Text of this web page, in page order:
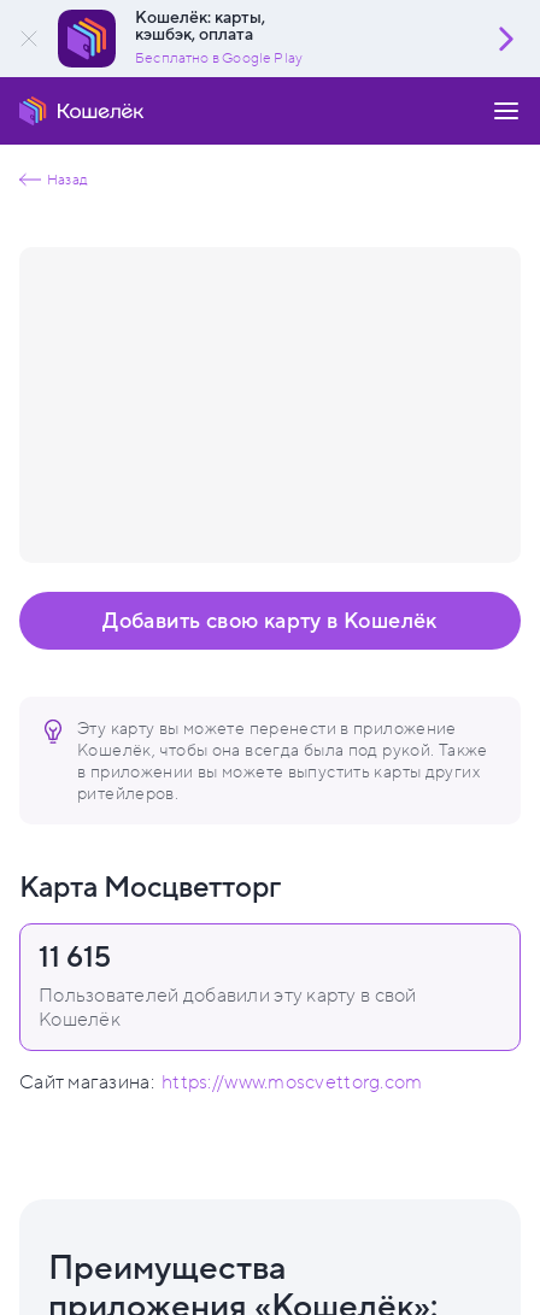
Кошелёк: карты,
кэшбэк, оплата
Бесплатно в Google Play
Назад
Эту карту вы можете перенести в приложение
Кошелёк, чтобы она всегда была под рукой. Также
в приложении вы можете выпустить карты других
ритейлеров.
Добавить свою карту в Кошелёк
Карта Мосцветторг
11 615
Пользователей добавили эту карту в свой
Кошелёк
Сайт магазина: https://www.moscvettorg.com
Преимущества